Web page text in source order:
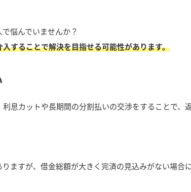
悩んでいませんか？
入することで解決を目指せる可能性があります。
息カットや長期間の分割払いの交渉をすることで、
ますが、借金総額が大きく完済の見込みがない場合